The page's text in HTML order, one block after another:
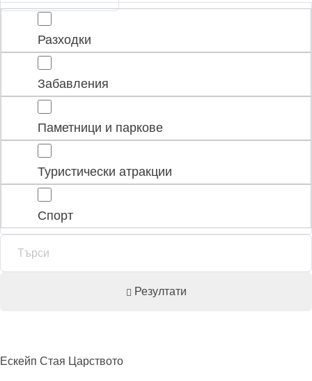
Разходки
Забавления
Паметници и паркове
Туристически атракции
Спорт
Резултати
Ескейп Стая Царството